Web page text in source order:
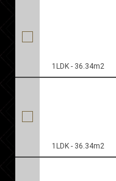
1LDK - 36.34m2
1LDK - 36.34m2